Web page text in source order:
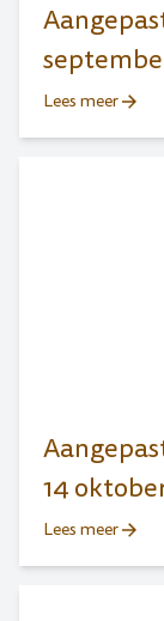
Lees meer
14
Lees meer